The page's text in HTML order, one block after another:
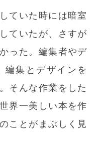
ていた時には暗室
ていたが、さすが
った。編集者やデ
編集とデザインを
そんな作業をした
界一美しい本を作
ことがまぶしく見